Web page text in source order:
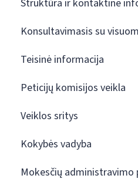
Struktūra ir kontaktinė
Konsultavimasis su
Teisinė informacija
Peticijų komisijos veikla
Veiklos sritys
Kokybės vadyba
Mokesčių administravimo